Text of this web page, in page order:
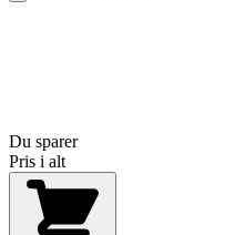
Du sparer
Pris i alt